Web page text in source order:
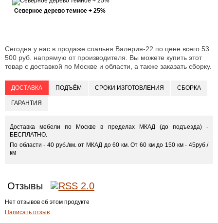
Северное дерево темное + 25%
Сегодня у нас в продаже спальня Валерия-22 по цене всего 53
500 руб. напрямую от производителя. Вы можете купить этот
товар с доставкой по Москве и области, а также заказать сборку.
ДОСТАВКА ПОДЪЁМ СРОКИ ИЗГОТОВЛЕНИЯ СБОРКА
ГАРАНТИЯ
Доставка мебели по Москве в пределах МКАД (до подъезда) -
БЕСПЛАТНО.
По области - 40 руб./км. от МКАД до 60 км. От 60 км до 150 км - 45руб./
км
Отзывы
Нет отзывов об этом продукте
Написать отзыв